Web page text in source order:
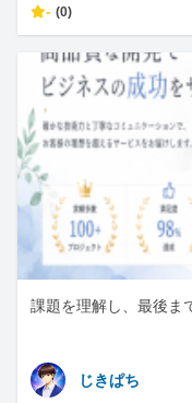
- (0)
課題を理解し、最後ま
じきぱち